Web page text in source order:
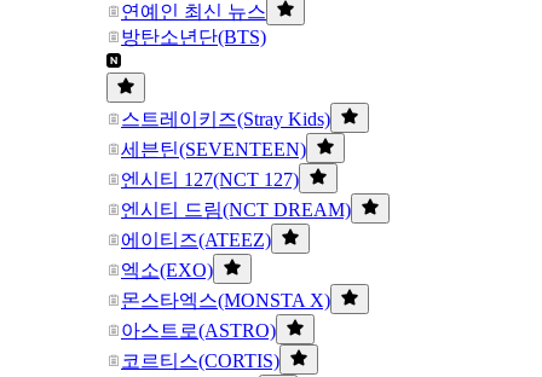
연예인 최신 뉴스
방탄소년단(BTS)
스트레이키즈(Stray Kids)
세븐틴(SEVENTEEN)
엔시티 127(NCT 127)
엔시티 드림(NCT DREAM)
에이티즈(ATEEZ)
엑소(EXO)
몬스타엑스(MONSTA X)
아스트로(ASTRO)
코르티스(CORTIS)